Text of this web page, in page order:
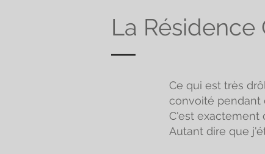
La
Ce qui est très
convoité pendant
C'est exactement
Autant dire que